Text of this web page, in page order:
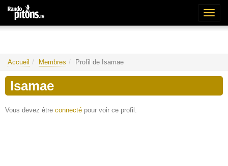
Accueil Membres Profil de Isamae
Isamae
Vous devez être connecté pour voir ce profil.